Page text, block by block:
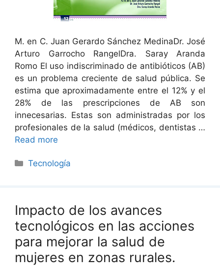
M. en C. Juan Gerardo Sánchez MedinaDr. José
Arturo Garrocho RangelDra. Saray Aranda
Romo El uso indiscriminado de antibióticos (AB)
es un problema creciente de salud pública. Se
estima que aproximadamente entre el 12% y el
28% de las prescripciones de AB son
innecesarias. Estas son administradas por los
profesionales de la salud (médicos, dentistas …
Read more
Categorías
Tecnología
Impacto de los avances
tecnológicos en las acciones
para mejorar la salud de
mujeres en zonas rurales.